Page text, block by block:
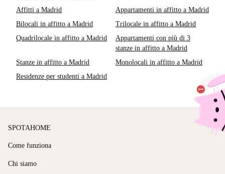
Affitti a Madrid
Appartamenti in affitto a Madrid
Bilocali in affitto a Madrid
Trilocale in affitto a Madrid
Quadrilocale in affitto a Madrid
Appartamenti con più di 3
stanze in affitto a Madrid
Stanze in affitto a Madrid
Monolocali in affitto a Madrid
Residenze per studenti a Madrid
SPOTAHOME
Come funziona
Chi siamo